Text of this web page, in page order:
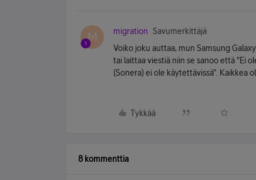
M migration
Savumerkittäjä
Voiko joku auttaa, mun Samsung
tai laittaa viestiä niin se sanoo että "Ei
(Sonera) ei ole käytettävissä". Kaikkea
Tykkää
8 kommenttia